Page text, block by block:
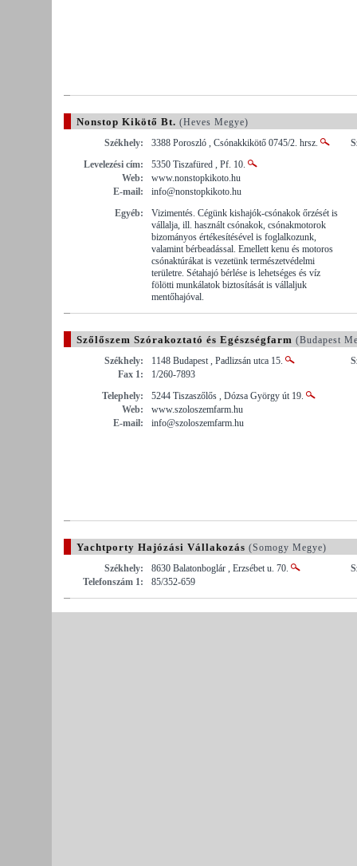
Nonstop Kikötő Bt. (Heves Megye)
Székhely:
3388 Poroszló , Csónakkikötő 0745/2. hrsz.
Levelezési cím:
5350 Tiszafüred , Pf. 10.
Web:
www.nonstopkikoto.hu
E-mail:
info@nonstopkikoto.hu
Egyéb:
Vizimentés. Cégünk kishajók-csónakok őrzését is
vállalja, ill. használt csónakok, csónakmotorok
bizományos értékesítésével is foglalkozunk,
valamint bérbeadással. Emellett kenu és motoros
csónaktúrákat is vezetünk természetvédelmi
területre. Sétahajó bérlése is lehetséges és víz
fölötti munkálatok biztosítását is vállaljuk
mentőhajóval.
Szőlőszem Szórakoztató és Egészségfarm (Budapest
Székhely:
1148 Budapest , Padlizsán utca 15.
Fax 1:
1/260-7893
Telephely:
5244 Tiszaszőlős , Dózsa György út 19.
Web:
www.szoloszemfarm.hu
E-mail:
info@szoloszemfarm.hu
Yachtporty Hajózási Vállakozás (Somogy Megye)
Székhely:
8630 Balatonboglár , Erzsébet u. 70.
Telefonszám 1:
85/352-659